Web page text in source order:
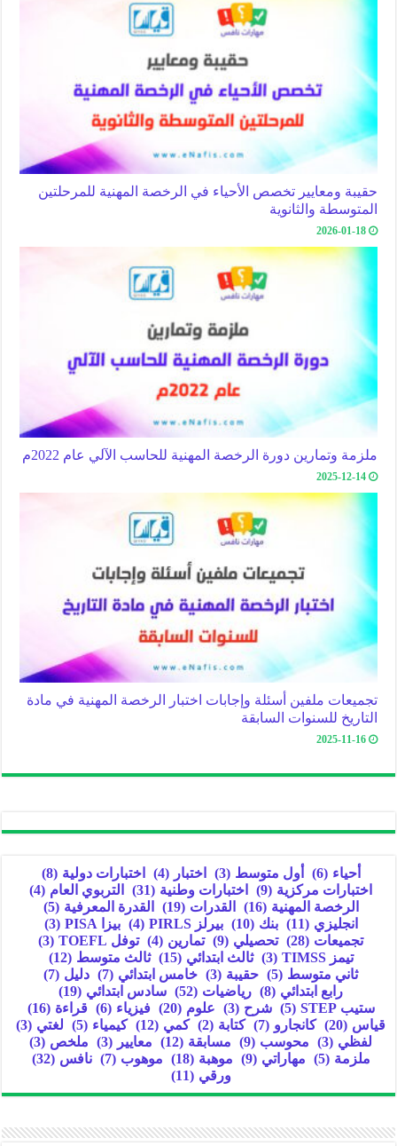
حقيبة ومعايير تخصص الأحياء في الرخصة المهنية للمرحلتين
المتوسطة والثانوية
2026-01-18
ملزمة وتمارين دورة الرخصة المهنية للحاسب الآلي عام 2022م
2025-12-14
تجميعات ملفين أسئلة وإجابات اختبار الرخصة المهنية في مادة
التاريخ للسنوات السابقة
2025-11-16
أحياء (6) أول متوسط (3) اختبار (4) اختبارات دولية (8)
اختبارات مركزية (9) اختبارات وطنية (31) التربوي العام (4)
الرخصة المهنية (16) القدرات (19) القدرة المعرفية (5)
انجليزي (11) بنك (10) بيرلز PIRLS (4) بيزا PISA
(3)
تجميعات (28) تحصيلي (9) تمارين (4) توفل TOEFL
(3)
تيمز TIMSS
(3) ثالث ابتدائي (15) ثالث متوسط (12)
ثاني متوسط (5) حقيبة (3) خامس ابتدائي (7) دليل (7)
رابع ابتدائي (8) رياضيات (52) سادس ابتدائي (19)
ستيب STEP
(5) شرح (3) علوم (20) فيزياء (6) قراءة (16)
قياس (20) كانجارو (7) كتابة (2) كمي (12) كيمياء (5) لغتي (3)
لفظي (3) محوسب (9) مسابقة (12) معايير (3) ملخص (3)
ملزمة (5) مهاراتي (9) موهبة (18) موهوب (7) نافس (32)
ورقي (11)